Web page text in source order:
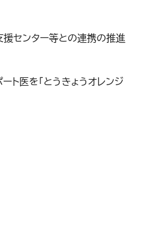
援センター等との連携の推進
医を「とうきょうオレンジ